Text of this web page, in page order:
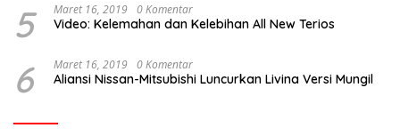
5 Maret 16, 2019 0 Komentar
Video: Kelemahan dan Kelebihan All New Terios
6 Maret 16, 2019 0 Komentar
Aliansi Nissan-Mitsubishi Luncurkan Livina Versi Mungil